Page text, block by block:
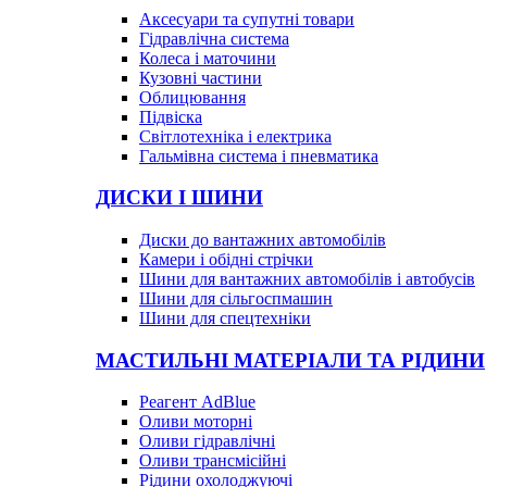
Аксесуари та супутні товари
Гідравлічна система
Колеса і маточини
Кузовні частини
Облицювання
Підвіска
Світлотехніка і електрика
Гальмівна система і пневматика
ДИСКИ І ШИНИ
Диски до вантажних автомобілів
Камери і обідні стрічки
Шини для вантажних автомобілів і автобусів
Шини для сільгоспмашин
Шини для спецтехніки
МАСТИЛЬНІ МАТЕРІАЛИ ТА РІДИНИ
Реагент AdBlue
Оливи моторні
Оливи гідравлічні
Оливи трансмісійні
Рідини охолоджуючі